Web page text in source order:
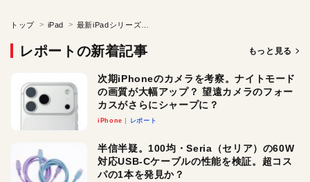
トップ iPad
レポートの新着記事 もっと見る
次期iPhoneのカメラを考察。ナイトモード
の画質が大幅アップ？ 望遠カメラのフォー
カスがさらにシャープに？
iPhone レポート
半信半疑。100均・Seria（セリア）の60W
対応USB-Cケーブルの性能を検証。超コス
パの1本を発見か？